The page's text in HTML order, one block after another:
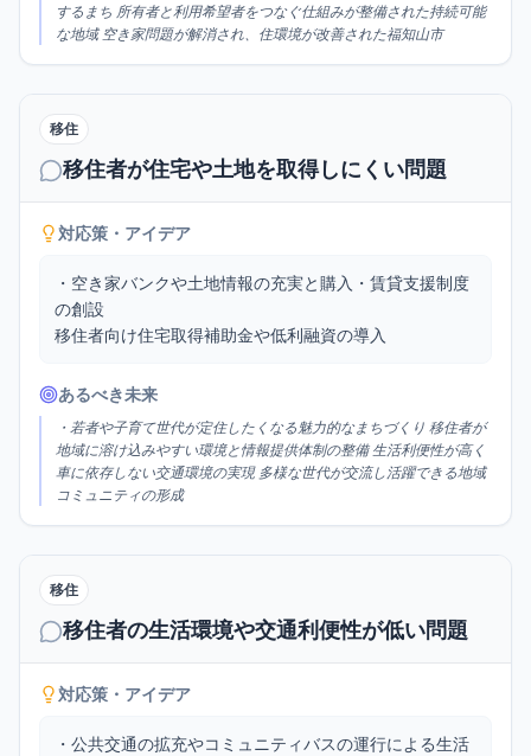
するまち 所有者と利用希望者をつなぐ仕組みが整備された持続可能
な地域 空き家問題が解消され、住環境が改善された福知山市
移住
移住者が住宅や土地を取得しにくい問題
対応策・アイデア
・空き家バンクや土地情報の充実と購入・賃貸支援制度
の創設
移住者向け住宅取得補助金や低利融資の導入
あるべき未来
・若者や子育て世代が定住したくなる魅力的なまちづくり 移住者が
地域に溶け込みやすい環境と情報提供体制の整備 生活利便性が高く
車に依存しない交通環境の実現 多様な世代が交流し活躍できる地域
コミュニティの形成
移住
移住者の生活環境や交通利便性が低い問題
対応策・アイデア
・公共交通の拡充やコミュニティバスの運行による生活